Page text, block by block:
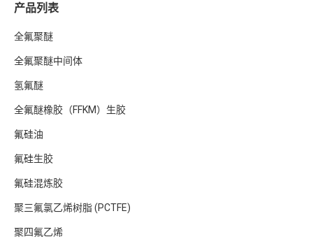
产品列表
全氟聚醚
全氟聚醚中间体
氢氟醚
全氟醚橡胶（FFKM）生胶
氟硅油
氟硅生胶
氟硅混炼胶
聚三氟氯乙烯树脂 (PCTFE)
聚四氟乙烯